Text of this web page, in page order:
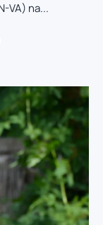
VA) na...